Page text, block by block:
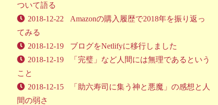
ついて語る
2018-12-22
Amazonの購入履歴で2018年を振り返っ
てみる
2018-12-19
ブログをNetlifyに移行しました
2018-12-19
「完璧」など人間には無理であるという
こと
2018-12-15
「助六寿司に集う神と悪魔」の感想と人
間の弱さ